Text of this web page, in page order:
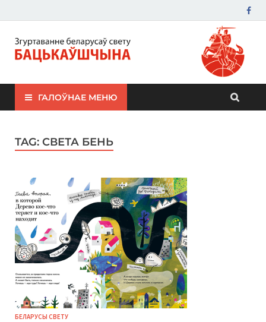
ЗБС "Бацькаўшчына"
ГАЛОЎНАЕ МЕНЮ
TAG: СВЕТА БЕНЬ
БЕЛАРУСЫ СВЕТУ